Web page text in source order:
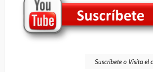
Suscribete o Visita el